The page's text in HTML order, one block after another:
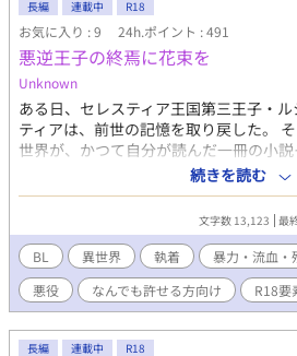
起こすことなく生きてこられていた。
リオのことは親友として好きだった。
長編 連載中 R18
お気に入り : 9 24h.ポイント : 491
悪逆王子の終焉に花束を
Unknown
ある日、セレスティア王国第三王子・
ティアは、前世の記憶を取り戻した。
世界が、かつて自分が読んだ一冊の小
そこで悪逆の限りを尽くした末、英雄の
「悪役王子」であることを。 民を虐げ
まに生きる王族。 腐りきったこの王国
て滅ぼされる。 その結末こそが、この
った。 だからルシアンは決意する。 物
して終焉を迎えることを... 傷だらけの
子。 執着系ヤンデレわんこｘ不憫美人
描写あります。 ＊固定カプ以外との絡
丈夫な方以外閲覧注意です。 初めての
続きを読む
文字数 13,123 最
BL 異世界 執着 暴力・流血・
悪役
なんでも許せる方向け R18要
長編 連載中 R18